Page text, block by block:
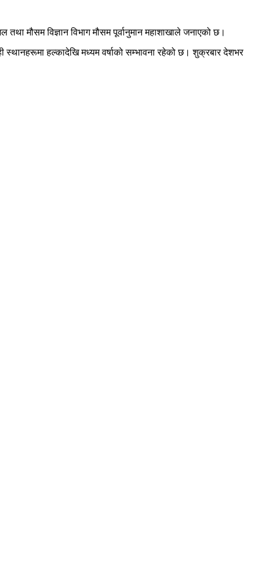
मौसम विज्ञान विभाग मौसम पूर्वानुमान महाशाखाले जनाएको छ।
स्थानहरूमा हल्कादेखि मध्यम वर्षाको सम्भावना रहेको छ। शुक्रबार देशभर